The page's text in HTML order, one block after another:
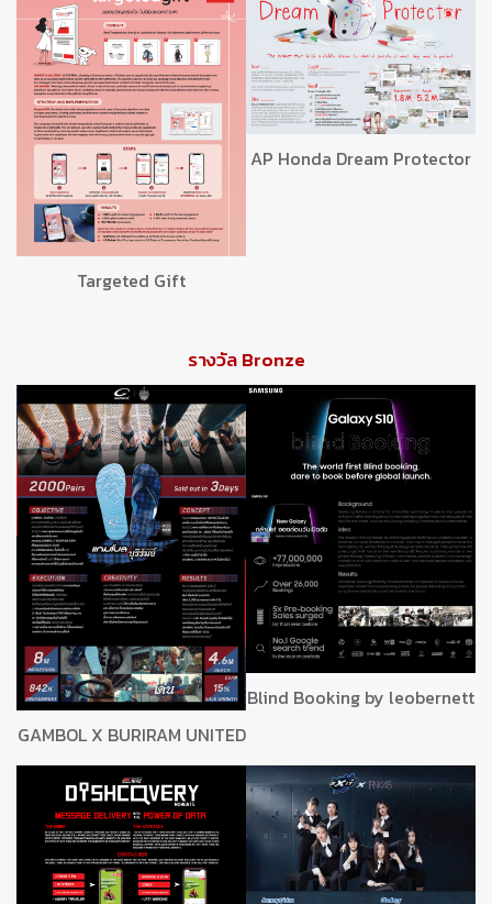
Targeted Gift
AP Honda Dream Protector
รางวัล Bronze
GAMBOL X BURIRAM UNITED
Blind Booking by leobernett